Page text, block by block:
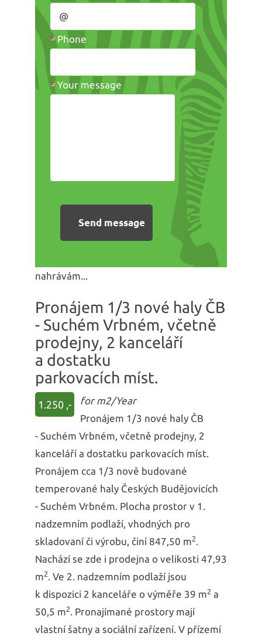
*Phone
* Your message
nahrávám...
Pronájem 1/3 nové haly ČB
- Suchém Vrbném, včetně
prodejny, 2 kanceláří
a dostatku
parkovacích míst.
1.250 ,-
for m2/Year
Pronájem 1/3 nové haly ČB
- Suchém Vrbném, včetně prodejny, 2
kanceláří a dostatku parkovacích míst.
Pronájem cca 1/3 nově budované
temperované haly Českých Budějovicích
- Suchém Vrbném. Plocha prostor v 1.
nadzemním podlaží, vhodných pro
skladovaní či výrobu, činí 847,50 m2.
Nachází se zde i prodejna o velikosti 47,93
m2. Ve 2. nadzemním podlaží jsou
k dispozici 2 kanceláře o výměře 39 m2 a
50,5 m2. Pronajímané prostory mají
vlastní šatny a sociální zařízení. V přízemí